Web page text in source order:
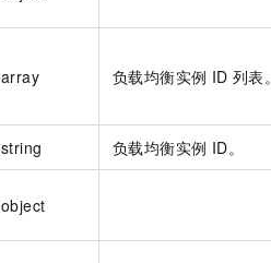
array 负载均衡实例 ID 列表。
string 负载均衡实例 ID。
object